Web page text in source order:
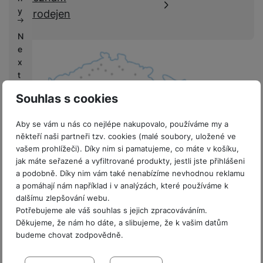
Souhlas s cookies
Aby se vám u nás co nejlépe nakupovalo, používáme my a
někteří naši partneři tzv. cookies (malé soubory, uložené ve
vašem prohlížeči). Díky nim si pamatujeme, co máte v košíku,
jak máte seřazené a vyfiltrované produkty, jestli jste přihlášeni
a podobně. Díky nim vám také nenabízíme nevhodnou reklamu
a pomáhají nám například i v analýzách, které používáme k
dalšímu zlepšování webu.
Potřebujeme ale váš souhlas s jejich zpracováváním.
Děkujeme, že nám ho dáte, a slibujeme, že k vašim datům
budeme chovat zodpovědně.
Nastavení souhlasů s kategoriemi
k
y
y
N
e
x
t
if
V
ý
k
u
p
y
prodejen
8 prodejen v ČR
Sdružení